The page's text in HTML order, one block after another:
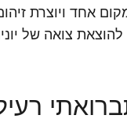
אחד ויוצרת
להוצאת צואה של